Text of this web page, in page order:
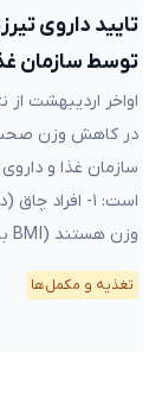
توسط سازمان
در کاهش وزن صحبت
سازمان غذا و داروی
وزن هستند (BMI بالای ۲۷) و یکی از […]
تغذیه و مکمل‌ها